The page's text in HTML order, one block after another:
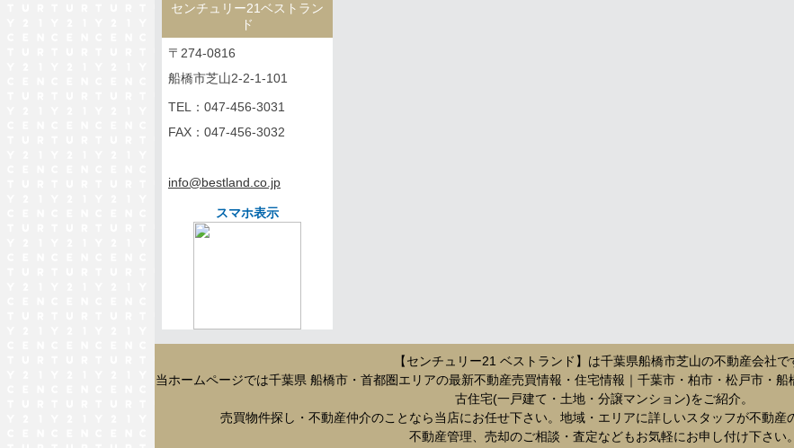
センチュリー21ベストラン
ド
〒274-0816
船橋市芝山2-2-1-101
TEL： 047-456-3031
FAX：047-456-3032
info@bestland.co.jp
スマホ表示
【センチュリー21 ベストランド】は千葉県船橋市芝山の不動産会社で
当ホームページでは千葉県 船橋市・首都圏エリアの最新不動産売買情報・住宅情報｜千葉市・柏市・松戸市・
古住宅(一戸建て・土地・分譲マンション)をご紹介。
売買物件探し・不動産仲介のことなら当店にお任せ下さい。地域・エリアに詳しいスタッフが不動産
不動産管理、売却のご相談・査定などもお気軽にお申し付け下さい。